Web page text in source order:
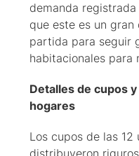
demanda
que este es un
partida para seguir
habitacionales para
Detalles de cupos
hogares
Los cupos de las